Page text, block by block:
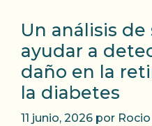
Un análisis
ayudar a
daño en la
la diabetes
11 junio, 2026 por